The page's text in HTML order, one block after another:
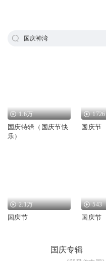
国庆神湾
1.6万
国庆特辑（国庆节快
乐）
1726
国庆节
2.1万
国庆节
543
国庆节
国庆专辑